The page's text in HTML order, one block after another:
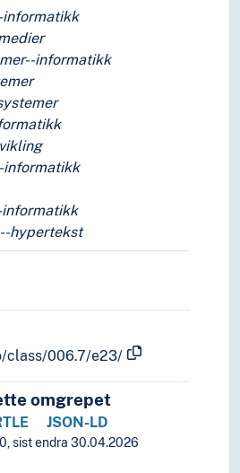
informatikk
informatikk
informatikk
hypertekst
class/006.7/e23/
omgrepet
JSON-LD
sist endra 30.04.2026